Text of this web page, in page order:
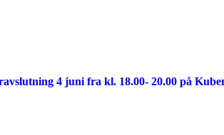
4 juni fra kl. 18.00- 20.00 på